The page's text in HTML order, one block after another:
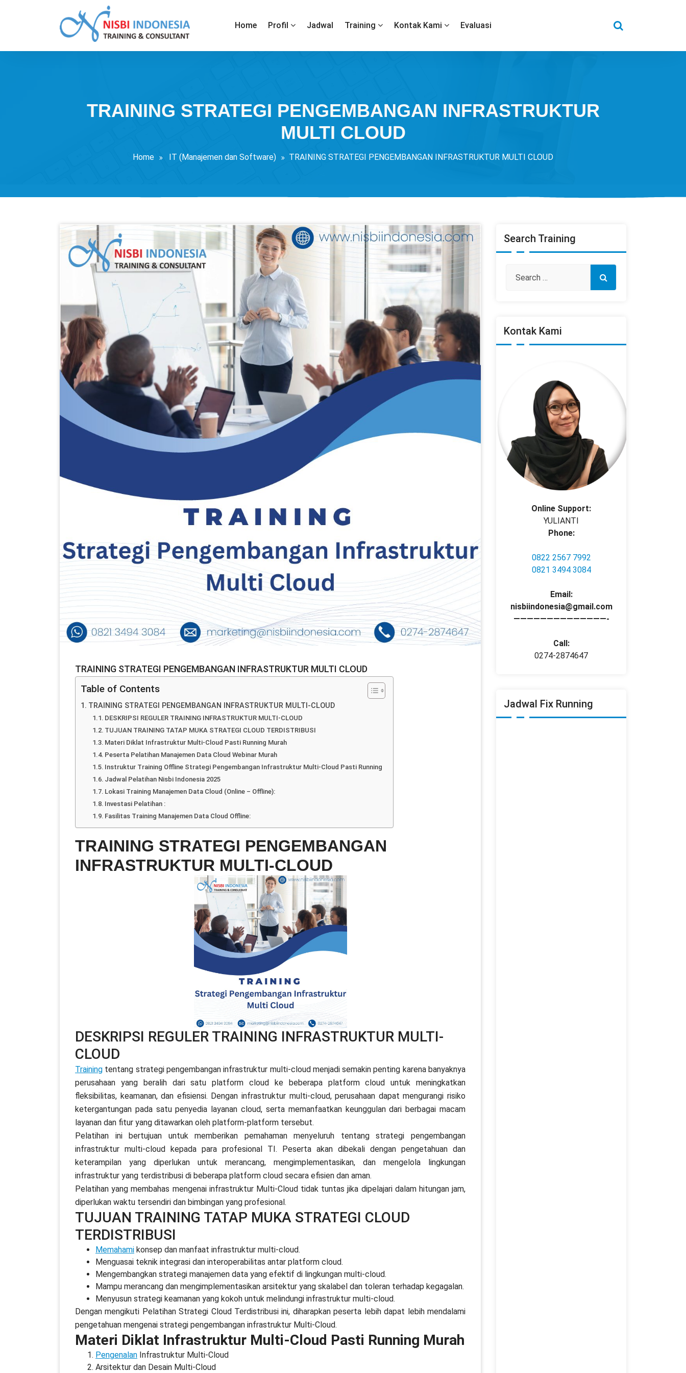
Training Consultant
Home Profil Jadwal Training Kontak Kami Evaluasi
TRAINING STRATEGI PENGEMBANGAN INFRASTRUKTUR
MULTI CLOUD
Home IT (Manajemen dan Software) TRAINING STRATEGI PENGEMBANGAN INFRASTRUKTUR MULTI CLOUD
TRAINING STRATEGI PENGEMBANGAN INFRASTRUKTUR MULTI CLOUD
Table of Contents
TRAINING STRATEGI PENGEMBANGAN INFRASTRUKTUR MULTI-CLOUD
DESKRIPSI REGULER TRAINING INFRASTRUKTUR MULTI-CLOUD
TUJUAN TRAINING TATAP MUKA STRATEGI CLOUD TERDISTRIBUSI
Materi Diklat Infrastruktur Multi-Cloud Pasti Running Murah
Peserta Pelatihan Manajemen Data Cloud Webinar Murah
Instruktur Training Offline Strategi Pengembangan Infrastruktur Multi-Cloud Pasti Running
Jadwal Pelatihan Nisbi Indonesia 2025
Lokasi Training Manajemen Data Cloud (Online – Offline):
Investasi Pelatihan :
Fasilitas Training Manajemen Data Cloud Offline:
TRAINING STRATEGI PENGEMBANGAN
INFRASTRUKTUR MULTI-CLOUD
DESKRIPSI REGULER TRAINING INFRASTRUKTUR MULTI-
CLOUD
Training tentang strategi pengembangan infrastruktur multi-cloud menjadi semakin penting karena banyaknya
perusahaan yang beralih dari satu platform cloud ke beberapa platform cloud untuk meningkatkan
fleksibilitas, keamanan, dan efisiensi. Dengan infrastruktur multi-cloud, perusahaan dapat mengurangi risiko
ketergantungan pada satu penyedia layanan cloud, serta memanfaatkan keunggulan dari berbagai macam
layanan dan fitur yang ditawarkan oleh platform-platform tersebut.
Pelatihan ini bertujuan untuk memberikan pemahaman menyeluruh tentang strategi pengembangan
infrastruktur multi-cloud kepada para profesional TI. Peserta akan dibekali dengan pengetahuan dan
keterampilan yang diperlukan untuk merancang, mengimplementasikan, dan mengelola lingkungan
infrastruktur yang terdistribusi di beberapa platform cloud secara efisien dan aman.
Pelatihan yang membahas mengenai infrastruktur Multi-Cloud tidak tuntas jika dipelajari dalam hitungan jam,
diperlukan waktu tersendiri dan bimbingan yang profesional.
TUJUAN TRAINING TATAP MUKA STRATEGI CLOUD
TERDISTRIBUSI
Memahami konsep dan manfaat infrastruktur multi-cloud.
Menguasai teknik integrasi dan interoperabilitas antar platform cloud.
Mengembangkan strategi manajemen data yang efektif di lingkungan multi-cloud.
Mampu merancang dan mengimplementasikan arsitektur yang skalabel dan toleran terhadap kegagalan.
Menyusun strategi keamanan yang kokoh untuk melindungi infrastruktur multi-cloud.
Dengan mengikuti Pelatihan Strategi Cloud Terdistribusi ini, diharapkan peserta lebih dapat lebih mendalami
pengetahuan mengenai strategi pengembangan infrastruktur Multi-Cloud.
Materi Diklat Infrastruktur Multi-Cloud Pasti Running Murah
Pengenalan Infrastruktur Multi-Cloud
Arsitektur dan Desain Multi-Cloud
Search Training
Kontak Kami
Online Support:
YULIANTI
Phone:
0822 2567 7992
0821 3494 3084
Email:
nisbiindonesia@gmail.com
——————————————-
Call:
0274-2874647
Jadwal Fix Running